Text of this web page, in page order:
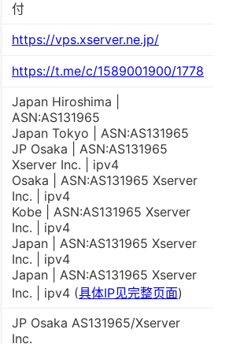
付
https://vps.xserver.ne.jp/
https://t.me/c/1589001900/1778
Japan Hiroshima |
ASN:AS131965
Japan Tokyo | ASN:AS131965
JP Osaka | ASN:AS131965
Xserver Inc. | ipv4
Osaka | ASN:AS131965 Xserver
Inc. | ipv4
Kobe | ASN:AS131965 Xserver
Inc. | ipv4
Japan | ASN:AS131965 Xserver
Inc. | ipv4
Japan | ASN:AS131965 Xserver
Inc. | ipv4 (具体IP见完整页面)
JP Osaka AS131965/Xserver
Inc.